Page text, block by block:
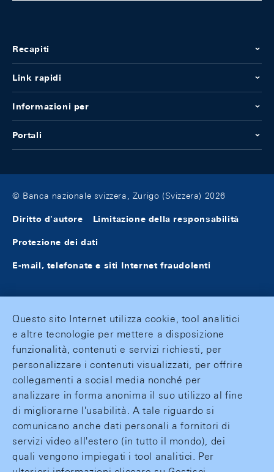
Recapiti
Link rapidi
Informazioni per
Portali
© Banca nazionale svizzera, Zurigo (Svizzera) 2026
Diritto d'autore Limitazione della responsabilità
Protezione dei dati
E-mail, telefonate e siti Internet fraudolenti
Questo sito Internet utilizza cookie, tool analitici
e altre tecnologie per mettere a disposizione
funzionalità, contenuti e servizi richiesti, per
personalizzare i contenuti visualizzati, per offrire
collegamenti a social media nonché per
analizzare in forma anonima il suo utilizzo al fine
di migliorarne l'usabilità. A tale riguardo si
comunicano anche dati personali a fornitori di
servizi video all'estero (in tutto il mondo), dei
quali vengono impiegati i tool analitici. Per